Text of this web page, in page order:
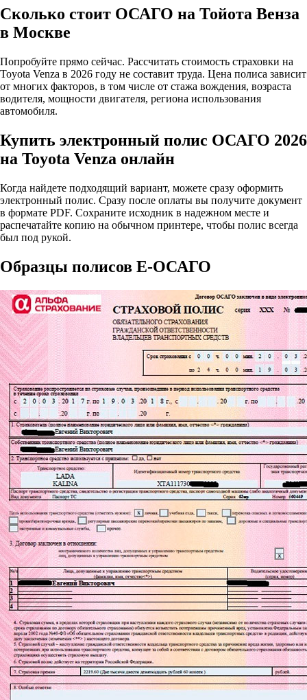
Сколько стоит ОСАГО на Тойота Венза
в Москве
Попробуйте прямо сейчас. Рассчитать стоимость страховки на
Toyota Venza в 2026 году не составит труда. Цена полиса зависит
от многих факторов, в том числе от стажа вождения, возраста
водителя, мощности двигателя, региона использования
автомобиля.
Купить электронный полис ОСАГО 2026
на Toyota Venza онлайн
Когда найдете подходящий вариант, можете сразу оформить
электронный полис. Сразу после оплаты вы получите документ
в формате PDF. Сохраните исходник в надежном месте и
распечатайте копию на обычном принтере, чтобы полис всегда
был под рукой.
Образцы полисов E-ОСАГО